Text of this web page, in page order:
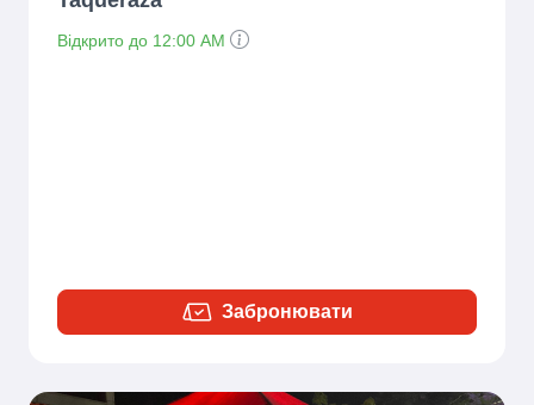
Відкрито до 12:00 AM
Забронювати